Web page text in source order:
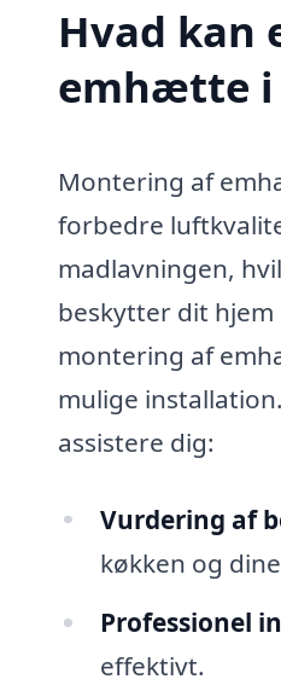
Hvad kan
emhætte i
Montering af
forbedre
madlavningen,
beskytter dit
montering af
mulige
assistere dig:
Vurdering af
køkken og
Professionel
effektivt.